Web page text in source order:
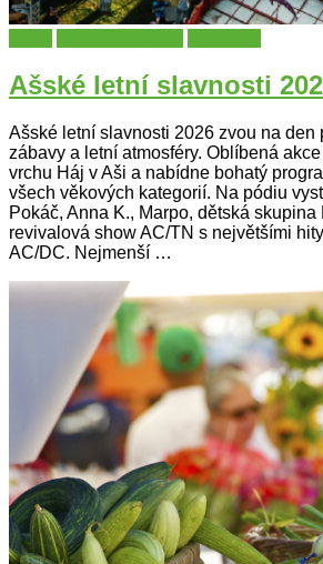
Ašské letní slavnosti
Ašské letní slavnosti 2026 zvou na den
zábavy a letní atmosféry. Oblíbená
vrchu Háj v Aši a nabídne bohatý
všech věkových kategorií. Na pódiu
Pokáč, Anna K., Marpo, dětská
revivalová show AC/TN s největšími
AC/DC. Nejmenší …